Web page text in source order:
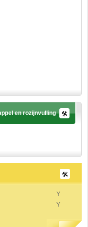
en rozijnvulling
Y
Y